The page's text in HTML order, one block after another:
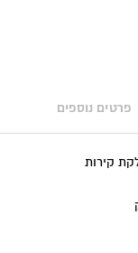
פרטים נוספים
קירות